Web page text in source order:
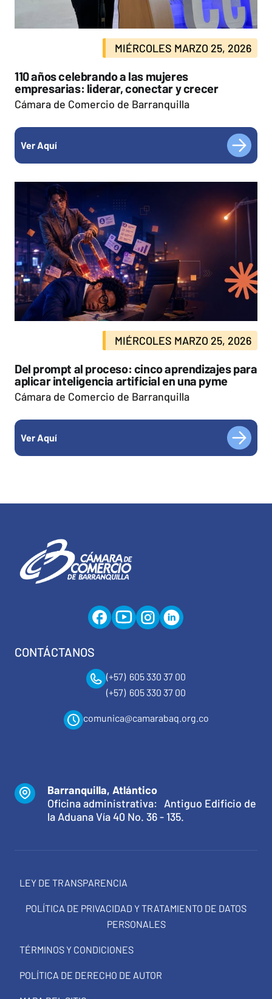
MIÉRCOLES MARZO 25, 2026
110 años celebrando a las mujeres
empresarias: liderar, conectar y crecer
Cámara de Comercio de Barranquilla
Ver Aquí
MIÉRCOLES MARZO 25, 2026
Del prompt al proceso: cinco aprendizajes para
aplicar inteligencia artificial en una pyme
Cámara de Comercio de Barranquilla
Ver Aquí
CONTÁCTANOS
(+57) 605 330 37 00
(+57) 605 330 37 00
comunica@camarabaq.org.co
Barranquilla, Atlántico
Oficina administrativa: Antiguo Edificio de
la Aduana Vía 40 No. 36 - 135.
LEY DE TRANSPARENCIA
POLÍTICA DE PRIVACIDAD Y TRATAMIENTO DE DATOS
PERSONALES
TÉRMINOS Y CONDICIONES
POLÍTICA DE DERECHO DE AUTOR